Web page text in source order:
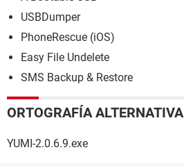
USBDumper
PhoneRescue (iOS)
Easy File Undelete
SMS Backup & Restore
ORTOGRAFÍA ALTERNATIVA
YUMI-2.0.6.9.exe